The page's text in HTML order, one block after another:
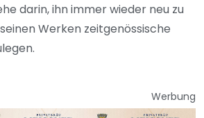
darin, ihn immer wieder neu zu
Werken zeitgenössische
Werbung